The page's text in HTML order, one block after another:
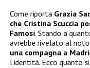
Come riporta Grazia
che Cristina Scuccia
Famosi. Stando a
avrebbe rivelato al
una compagna a
l’identità. Ecco quanto